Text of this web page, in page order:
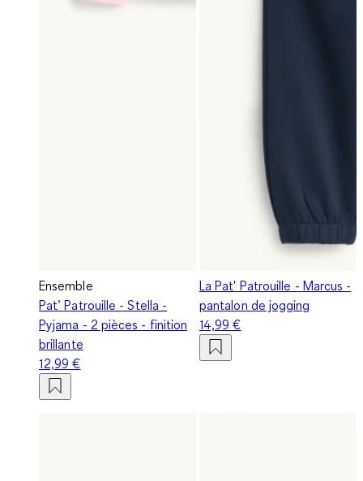
Ensemble
Pat’ Patrouille - Stella -
Pyjama - 2 pièces - finition
brillante
12,99 €
La Pat' Patrouille - Marcus -
pantalon de jogging
14,99 €